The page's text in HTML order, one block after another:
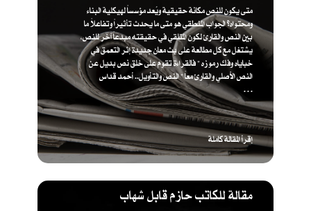
متى يكون للنص مكانة حقيقية ويُعد مؤسساً لهيكلية البناء
ومحتواه؟ الجواب المنطقي هو متى ما يحدث تأثيراً وتفاعلاً ما
بين النص والقارئ لكون المتلقي في حقيقته مبدعاً آخر للنص،
يشتغل مع كل مطالعة على بث معان جديدة إثر التعمق في
خباياه وفك رموزه " فالقراءة تقوم على خلق نص بديل عن
النص الأصلي والقارئ معاً " ​النص والتأويل.. أحمد قداس
. . .
إقرأ المقالة كاملة
مقالة للكاتب حازم قابل شهاب